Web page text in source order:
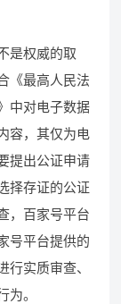
是权威的取
《最高人民法
中对电子数据
容，其仅为电
提出公证申请
择存证的公证
，百家号平台
号平台提供的
行实质审查、
为。